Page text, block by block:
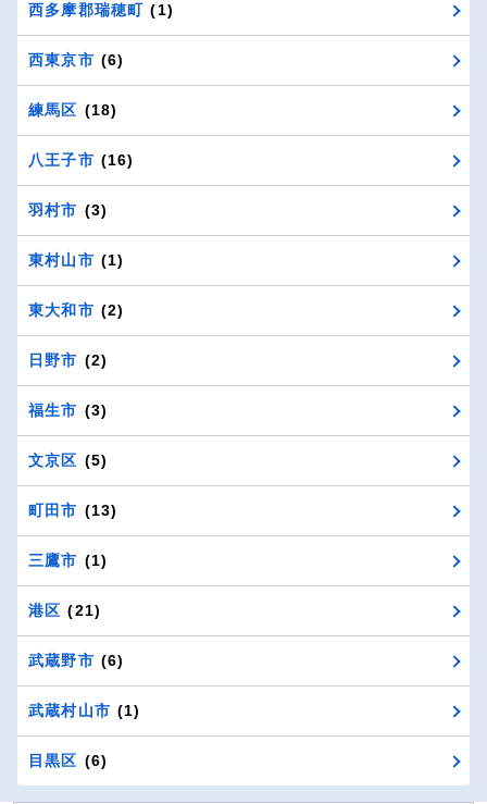
西多摩郡瑞穂町 (1)
西東京市 (6)
練馬区 (18)
八王子市 (16)
羽村市 (3)
東村山市 (1)
東大和市 (2)
日野市 (2)
福生市 (3)
文京区 (5)
町田市 (13)
三鷹市 (1)
港区 (21)
武蔵野市 (6)
武蔵村山市 (1)
目黒区 (6)